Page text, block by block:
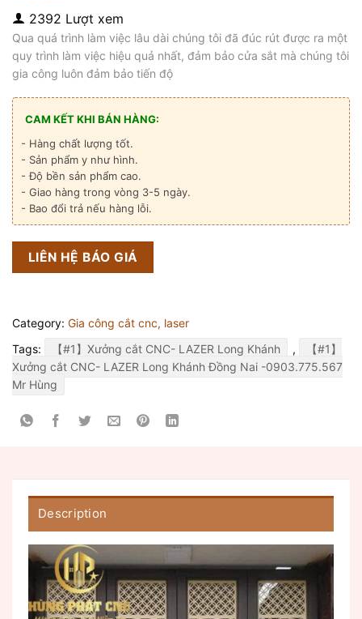
2392 Lượt xem
Qua quá trình làm việc lâu dài chúng tôi đã đúc rút được ra một
quy trình làm việc hiệu quả nhất, đảm bảo cửa sắt mà chúng tôi
gia công luôn đảm bảo tiến độ
CAM KẾT KHI BÁN HÀNG:
- Hàng chất lượng tốt.
- Sản phẩm y như hình.
- Độ bền sản phẩm cao.
- Giao hàng trong vòng 3-5 ngày.
- Bao đổi trả nếu hàng lỗi.
LIÊN HỆ BÁO GIÁ
Category: Gia công cắt cnc, laser
Tags:
【#1】Xưởng cắt CNC- LAZER Long Khánh ,
【#1】
Xưởng cắt CNC- LAZER Long Khánh Đồng Nai -0903.775.567
Mr Hùng
Description